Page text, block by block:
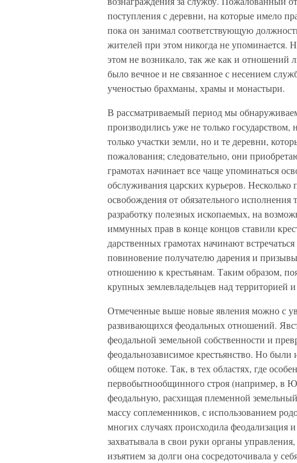
поступления с деревни, на которые имело
пока он занимал соответствующую
жителей при этом никогда не
этом не возникало, так же как и
было вечное и не связанное с несением
ученостью брахманы, храмы и монастыри.
В рассматриваемый период мы
производились уже не только
только участки земли, но и те деревни,
пожалования; следовательно, они
грамотах начинает все чаще упоминаться
обслуживания царских курьеров.
освобождения от обязательного
разработку полезных ископаемых, на
иммунных прав в конце концов ставили
дарственных грамотах начинают
повиновение получателю дарения и
отношению к крестьянам. Таким образом,
крупных землевладельцев над территорией
Отмеченные выше новые явления можно с
развивающихся феодальных отношений.
феодальной земельной собственности и
феодальнозависимое крестьянство. Но
общем потоке. Так, в тех областях, где
первобытнообщинного строя (например, в
феодальную, расхищая племенной
массу соплеменников, с использованием
многих случаях происходила
захватывала в свои руки органы
изъятием за долги она сосредоточивала у